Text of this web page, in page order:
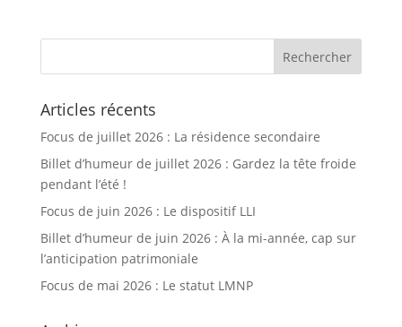
Articles récents
Focus de juillet 2026 : La résidence secondaire
Billet d’humeur de juillet 2026 : Gardez la tête froide
pendant l’été !
Focus de juin 2026 : Le dispositif LLI
Billet d’humeur de juin 2026 : À la mi-année, cap sur
l’anticipation patrimoniale
Focus de mai 2026 : Le statut LMNP